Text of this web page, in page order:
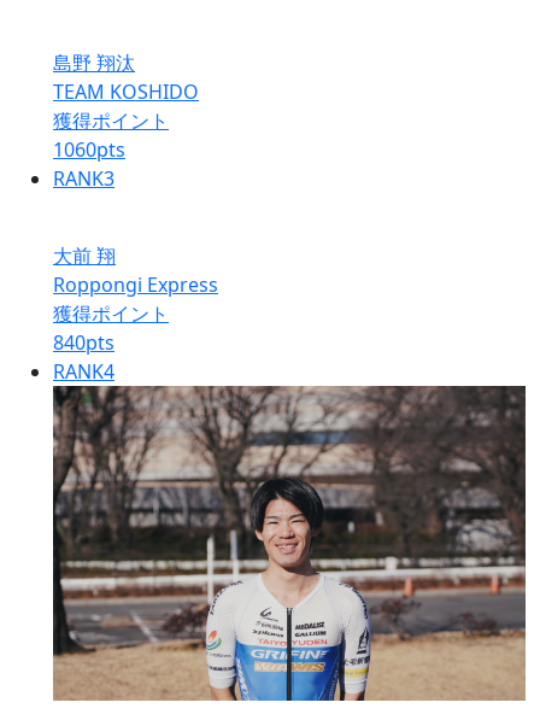
島野 翔汰
TEAM KOSHIDO
獲得ポイント
1060pts
RANK3
大前 翔
Roppongi Express
獲得ポイント
840pts
RANK4